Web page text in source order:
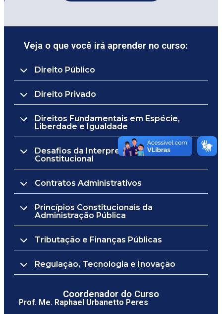
Veja o que você irá aprender no curso:
Direito Público
Direito Privado
Direitos Fundamentais em Espécie,
Liberdade e Igualdade
Desafios da Interpretação
Constitucional
Contratos Administrativos
Princípios Constitucionais da
Administração Pública
Tributação e Finanças Públicas
Regulação, Tecnologia e Inovação
Coordenador do Curso
Prof. Me. Raphael Urbanetto Peres